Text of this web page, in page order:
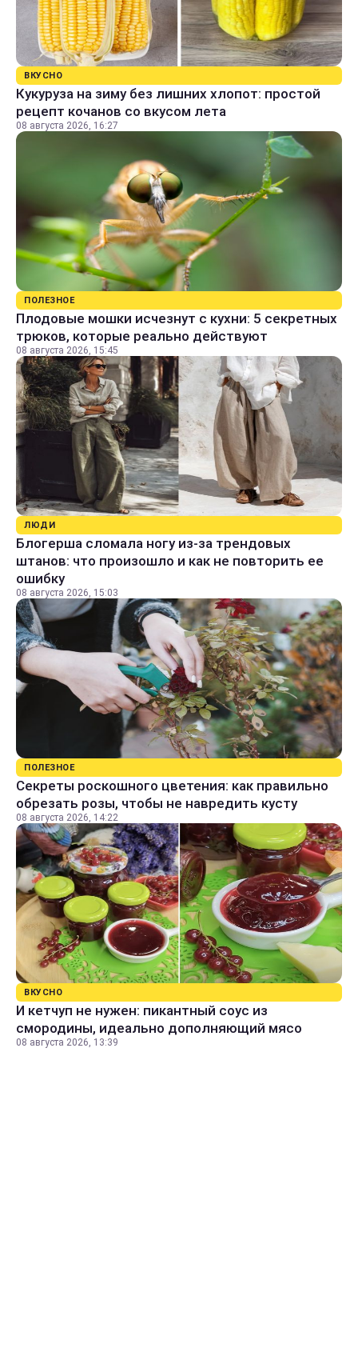
ВКУСНО
Кукуруза на зиму без лишних хлопот: простой
рецепт кочанов со вкусом лета
08 августа 2026, 16:27
ПОЛЕЗНОЕ
Плодовые мошки исчезнут с кухни: 5 секретных
трюков, которые реально действуют
08 августа 2026, 15:45
ЛЮДИ
Блогерша сломала ногу из-за трендовых
штанов: что произошло и как не повторить ее
ошибку
08 августа 2026, 15:03
ПОЛЕЗНОЕ
Секреты роскошного цветения: как правильно
обрезать розы, чтобы не навредить кусту
08 августа 2026, 14:22
ВКУСНО
И кетчуп не нужен: пикантный соус из
смородины, идеально дополняющий мясо
08 августа 2026, 13:39